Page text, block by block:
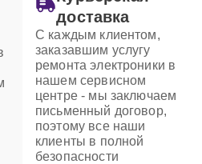
доставка
С каждым клиентом,
заказавшим услугу
ремонта электроники в
нашем сервисном
центре - мы заключаем
письменный договор,
поэтому все наши
клиенты в полной
безопасности